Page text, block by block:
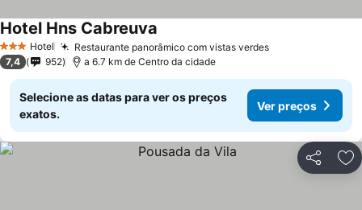
3 EstrelasHotel Restaurante panorâmico com vistas verdes
Hotel Hns Cabreuva
7,4 952 a 6.7 km de Centro da cidade
Selecione as datas para ver os preços
exatos.
Ver preços
Partilhar